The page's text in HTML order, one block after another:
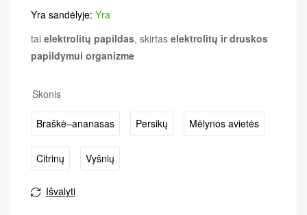
Yra sandėlyje: Yra
tai elektrolitų papildas, skirtas elektrolitų ir druskos
papildymui organizme
Skonis
Braškė–ananasas Persikų Mėlynos avietės
Citrinų Vyšnių
Išvalyti